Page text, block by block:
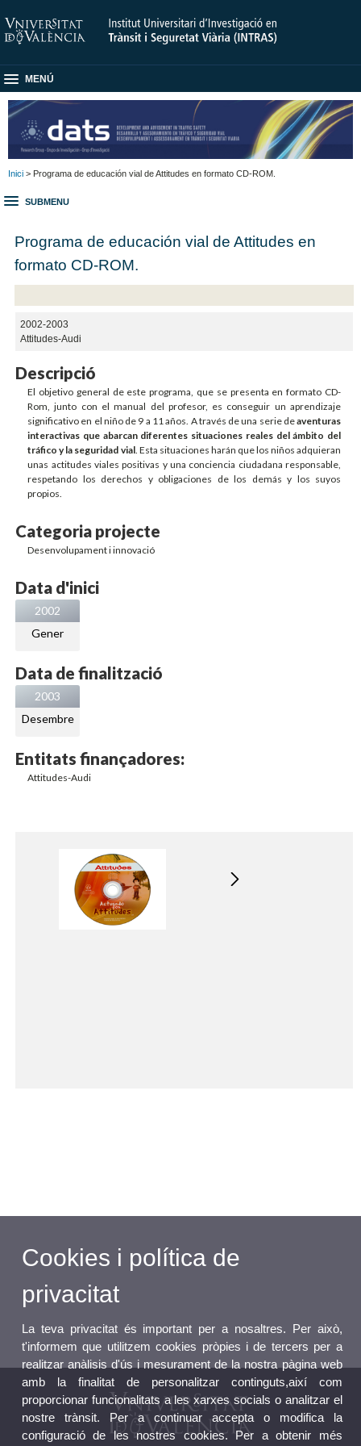
MENÚ
Inici > Programa de educación vial de Attitudes en formato CD-ROM.
SUBMENU
Programa de educación vial de Attitudes en
formato CD-ROM.
2002-2003
Attitudes-Audi
Descripció
El objetivo general de este programa, que se presenta en formato CD-
Rom, junto con el manual del profesor, es conseguir un aprendizaje
significativo en el niño de 9 a 11 años. A través de una serie deaventuras
interactivas que abarcan diferentes situaciones reales del ámbito del
tráfico y la seguridad vial. Esta situaciones harán que los niños adquieran
unas actitudes viales positivas y una conciencia ciudadana responsable,
respetando los derechos y obligaciones de los demás y los suyos
propios.
Categoria projecte
Desenvolupament i innovació
Data d'inici
2002
Gener
Data de finalització
2003
Desembre
Entitats finançadores:
Attitudes-Audi
Cookies i política de
privacitat
La teva privacitat és important per a nosaltres. Per això,
t'informem que utilitzem cookies pròpies i de tercers per a
realitzar anàlisis d'ús i mesurament de la nostra pàgina web
amb la finalitat de personalitzar continguts,així com
proporcionar funcionalitats a les xarxes socials o analitzar el
nostre trànsit. Per a continuar accepta o modifica la
configuració de les nostres cookies. Per a obtenir més